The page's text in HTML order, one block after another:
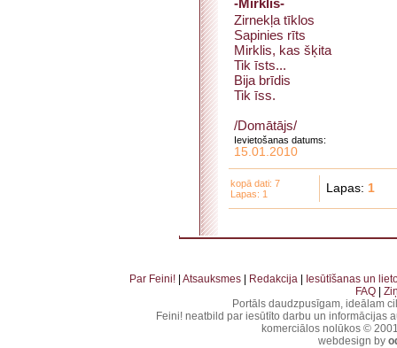
-Mirklis-
Zirnekļa tīklos
Sapinies rīts
Mirklis, kas šķita
Tik īsts...
Bija brīdis
Tik īss.
/Domātājs/
Ievietošanas datums:
15.01.2010
kopā dati: 7
Lapas: 1
Lapas: 1
Par Feini! Atsauksmes Redakcija
Iesūtīšanas un
FAQ
Portāls daudzpusīgam, ideālam
Feini! neatbild par iesūtīto darbu un informācijas
komerciālos nolūkos ©
webdesign by